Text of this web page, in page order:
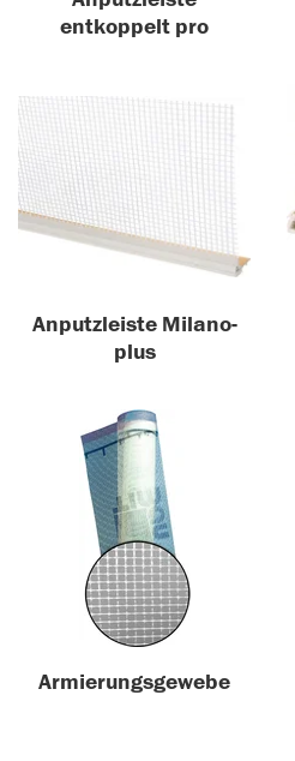
entkoppelt pro
Anputzleiste Milano-
plus
Armierungsgewebe